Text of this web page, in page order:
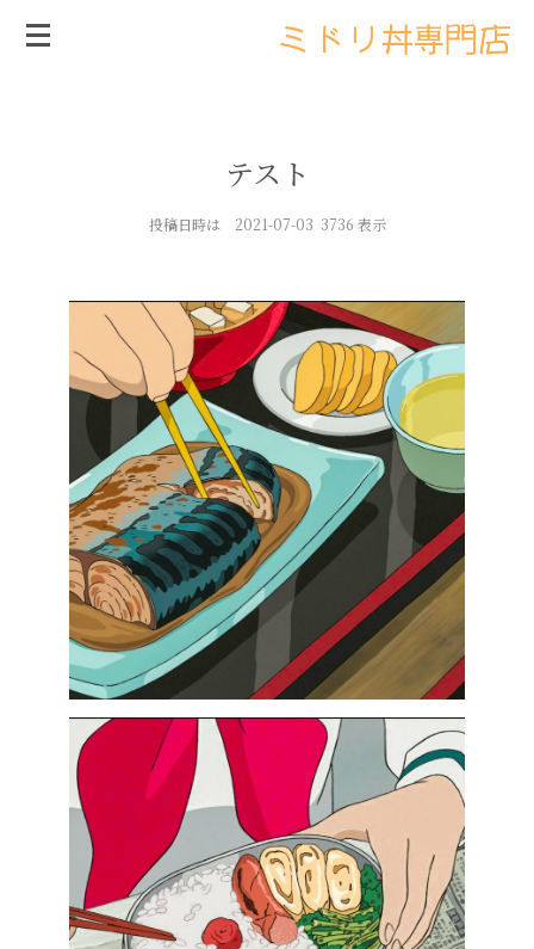
テスト
投稿日時は 2021-07-03 3736 表示